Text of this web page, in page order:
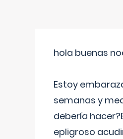
hola buenas
Estoy
semanas y
debería
epligroso